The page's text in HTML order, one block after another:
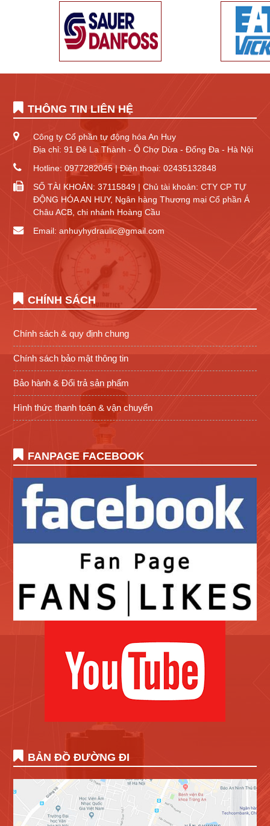
THÔNG TIN LIÊN HỆ
Công ty Cổ phần tự động hóa An Huy
Địa chỉ: 91 Đê La Thành - Ô Chợ Dừa - Đống Đa - Hà Nội
Hotline: 0977282045 | Điện thoại: 02435132848
SỐ TÀI KHOẢN: 37115849 | Chủ tài khoản: CTY CP TỰ
ĐỘNG HÓA AN HUY, Ngân hàng Thương mại Cổ phần Á
Châu ACB, chi nhánh Hoàng Cầu
Email: anhuyhydraulic@gmail.com
CHÍNH SÁCH
Chính sách & quy định chung
Chính sách bảo mật thông tin
Bảo hành & Đổi trả sản phẩm
Hình thức thanh toán & vận chuyển
FANPAGE FACEBOOK
BẢN ĐỒ ĐƯỜNG ĐI